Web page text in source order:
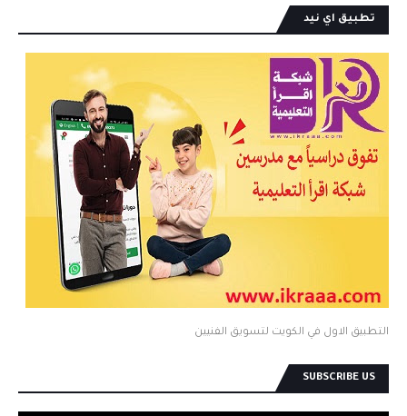
تطبيق اي نيد
التطبيق الاول في الكويت لتسويق الفنيين
SUBSCRIBE US